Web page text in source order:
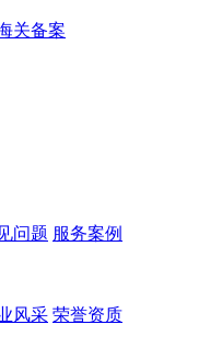
关备案
问题 服务案例
风采 荣誉资质